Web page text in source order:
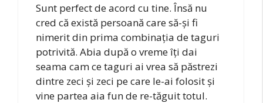
Sunt perfect de acord cu tine. Însă nu
cred că există persoană care să-şi fi
nimerit din prima combinaţia de taguri
potrivită. Abia după o vreme îţi dai
seama cam ce taguri ai vrea să păstrezi
dintre zeci şi zeci pe care le-ai folosit şi
vine partea aia fun de re-tăguit totul.